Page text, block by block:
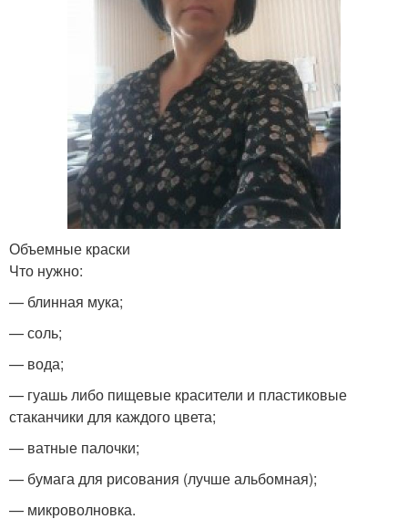
Объемные краски
Что нужно:
— блинная мука;
— соль;
— вода;
— гуашь либо пищевые красители и пластиковые
стаканчики для каждого цвета;
— ватные палочки;
— бумага для рисования (лучше альбомная);
— микроволновка.